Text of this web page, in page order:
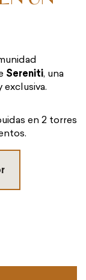
Sereniti, una
en 2 torres